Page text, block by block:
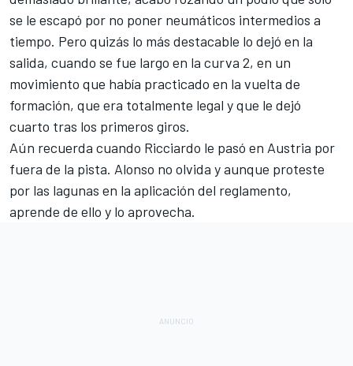
se le escapó por no poner neumáticos intermedios a
tiempo. Pero quizás lo más destacable lo dejó en la
salida, cuando se fue largo en la curva 2, en un
movimiento que había practicado en la vuelta de
formación, que era totalmente legal y que le dejó
cuarto tras los primeros giros.
Aún recuerda cuando Ricciardo le pasó en Austria por
fuera de la pista. Alonso no olvida y aunque proteste
por las lagunas en la aplicación del reglamento,
aprende de ello y lo aprovecha.